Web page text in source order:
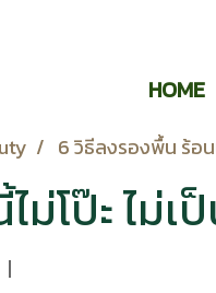
HOME
6 วิธีลงรองพื้น ร้อ
ม่โป๊ะ ไม่
|